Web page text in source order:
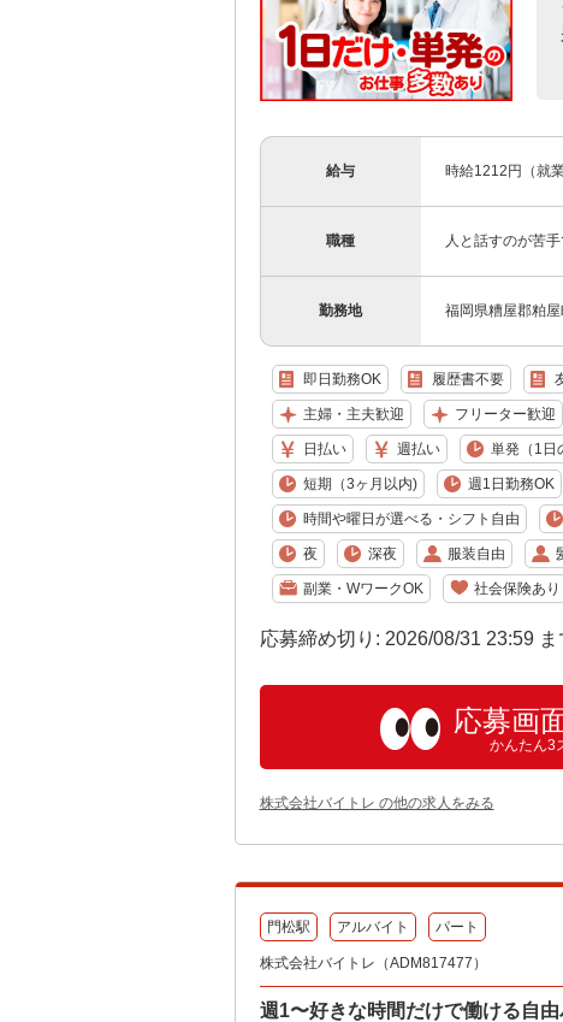
給与 時給1212円（就
職種 人と話すのが苦
勤務地 福岡県糟屋郡粕屋
即日勤務OK 履歴書不要
主婦・主夫歓迎 フリーター歓迎
日払い 週払い 単発（1日
短期（3ヶ月以内) 週1日勤務OK
時間や曜日が選べる・シフト自由
夜 深夜 服装自由
副業・WワークOK 社会保険あり
応募締め切り: 2026/08/31 23:59 ま
応募画
かんたん3
株式会社バイトレ の他の求人をみる
門松駅 アルバイト パート
株式会社バイトレ（ADM817477）
週1〜好きな時間だけで働ける自